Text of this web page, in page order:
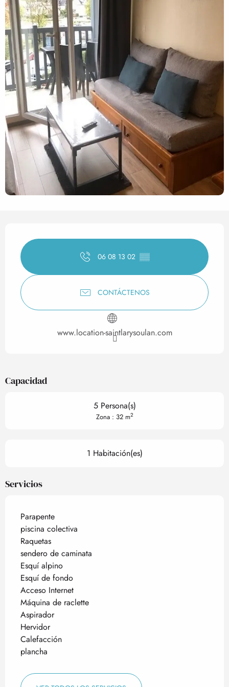
Horarios y datos de
06 08 13 02 ▒▒
CONTÁCTENOS
www.location-saintlarysoulan.com
Capacidad
5 Persona(s)
Zona : 32 m2
1 Habitación(es)
Servicios
Parapente
piscina colectiva
Raquetas
sendero de caminata
Esquí alpino
Esquí de fondo
Acceso Internet
Máquina de raclette
Aspirador
Hervidor
Calefacción
plancha